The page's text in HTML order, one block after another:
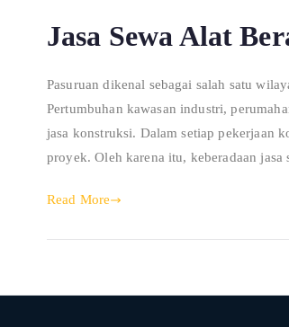
Jasa Sewa Alat
Pasuruan dikenal sebagai salah satu
Pertumbuhan kawasan industri,
jasa konstruksi. Dalam setiap pekerjaan
proyek. Oleh karena itu, keberadaan
Read More